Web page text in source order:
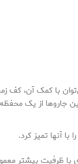
با کمک آن، کف
جاروها از یک
آنها تمیز کرد.
ظرفیت بیشتر